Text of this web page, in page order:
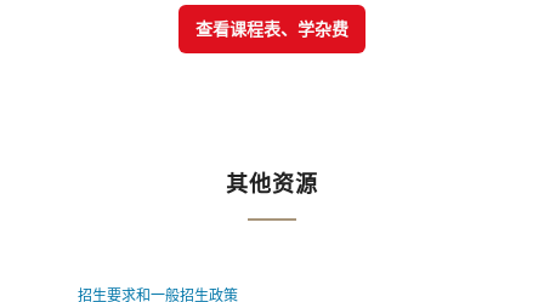
查看课程表、学杂费
其他资源
招生要求和一般招生政策